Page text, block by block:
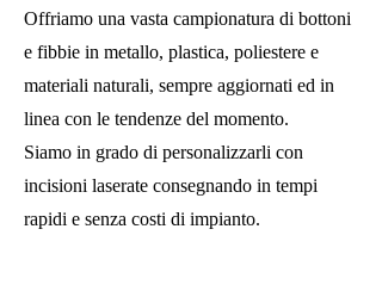
Offriamo una vasta campionatura di bottoni
e fibbie in metallo, plastica, poliestere e
materiali naturali, sempre aggiornati ed in
linea con le tendenze del momento.
Siamo in grado di personalizzarli con
incisioni laserate consegnando in tempi
rapidi e senza costi di impianto.